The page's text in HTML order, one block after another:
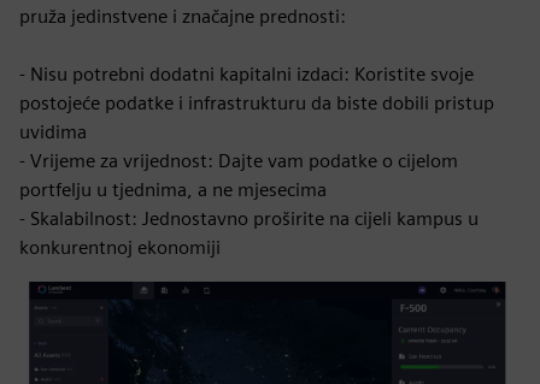
pruža jedinstvene i značajne prednosti:
- Nisu potrebni dodatni kapitalni izdaci: Koristite svoje
postojeće podatke i infrastrukturu da biste dobili pristup
uvidima
- Vrijeme za vrijednost: Dajte vam podatke o cijelom
portfelju u tjednima, a ne mjesecima
- Skalabilnost: Jednostavno proširite na cijeli kampus u
konkurentnoj ekonomiji